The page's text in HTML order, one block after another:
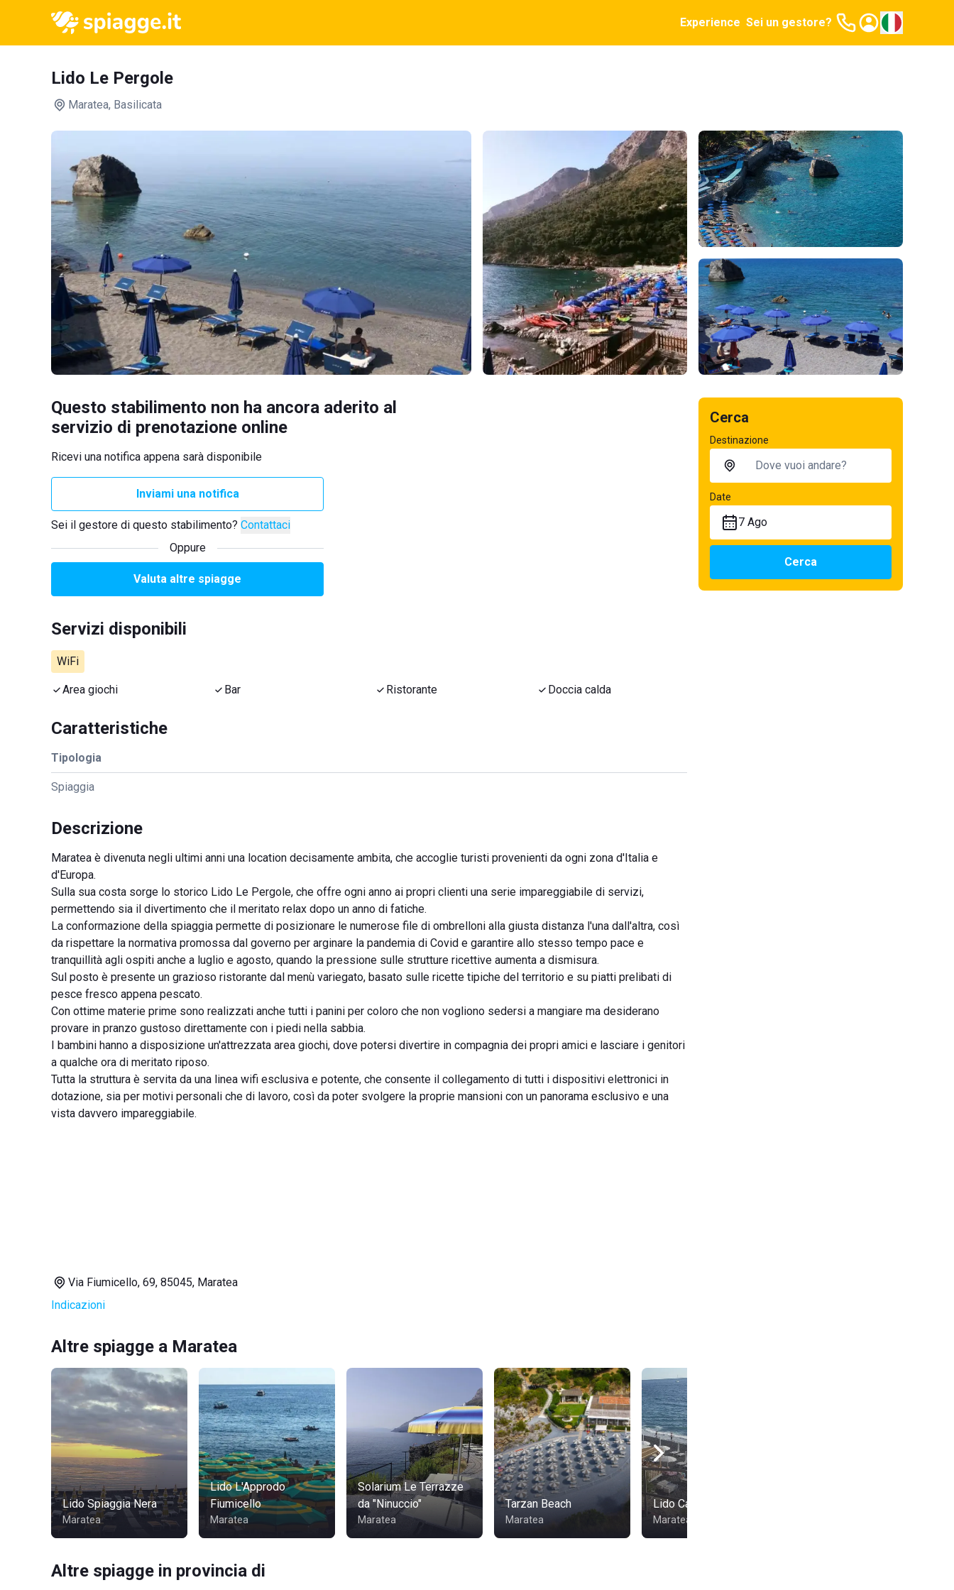
Experience Sei un gestore?
Lido Le Pergole
Maratea, Basilicata
Questo stabilimento non ha ancora aderito al
servizio di prenotazione online
Ricevi una notifica appena sarà disponibile
Inviami una notifica
Sei il gestore di questo stabilimento? Contattaci
Oppure
Valuta altre spiagge
Servizi disponibili
WiFi
Area giochi Bar Ristorante Doccia calda
Caratteristiche
Tipologia
Spiaggia
Descrizione
Maratea è divenuta negli ultimi anni una location decisamente ambita, che accoglie turisti provenienti da ogni zona d'Italia e
d'Europa.
Sulla sua costa sorge lo storico Lido Le Pergole, che offre ogni anno ai propri clienti una serie impareggiabile di servizi,
permettendo sia il divertimento che il meritato relax dopo un anno di fatiche.
La conformazione della spiaggia permette di posizionare le numerose file di ombrelloni alla giusta distanza l'una dall'altra, così
da rispettare la normativa promossa dal governo per arginare la pandemia di Covid e garantire allo stesso tempo pace e
tranquillità agli ospiti anche a luglio e agosto, quando la pressione sulle strutture ricettive aumenta a dismisura.
Sul posto è presente un grazioso ristorante dal menù variegato, basato sulle ricette tipiche del territorio e su piatti prelibati di
pesce fresco appena pescato.
Con ottime materie prime sono realizzati anche tutti i panini per coloro che non vogliono sedersi a mangiare ma desiderano
provare in pranzo gustoso direttamente con i piedi nella sabbia.
I bambini hanno a disposizione un'attrezzata area giochi, dove potersi divertire in compagnia dei propri amici e lasciare i genitori
a qualche ora di meritato riposo.
Tutta la struttura è servita da una linea wifi esclusiva e potente, che consente il collegamento di tutti i dispositivi elettronici in
dotazione, sia per motivi personali che di lavoro, così da poter svolgere la proprie mansioni con un panorama esclusivo e una
vista davvero impareggiabile.
Via Fiumicello, 69, 85045, Maratea
Indicazioni
Altre spiagge a Maratea
Lido Spiaggia Nera
Maratea
Lido L'Approdo
Fiumicello
Maratea
Solarium Le Terrazze
da "Ninuccio"
Maratea
Tarzan Beach
Maratea
Lido Cala Jannita
Maratea
Altre spiagge in provincia di
Cerca
Destinazione
Date
7 Ago
Cerca